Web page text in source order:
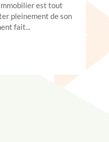
est tout
pleinement de son
fait...